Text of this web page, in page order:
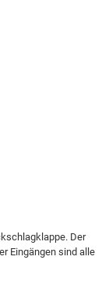
Der
Eingängen sind alle